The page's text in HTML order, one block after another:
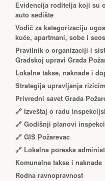
Еvidencija roditelja koji su
auto sedište
Vodič za kategorizaciju
kuće, apartmani, sobe i
Pravilnik o organizaciji i
Gradskoj upravi Grada
Lokalne takse, naknade i
Strategija upravljanja
Privredni savet Grada
🔗 Izveštaj o radu
🔗 Godišnji planovi
🔗 GIS Požarevac
🔗 Lokalna poreska
Komunalne takse i naknade
Rodna ravnopravnost